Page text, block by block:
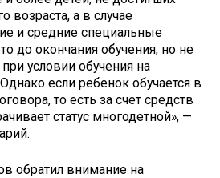
возраста, а в случае
и средние специальные
до окончания обучения, но не
условии обучения на
если ребенок обучается в
то есть за счет средств
статус многодетной», —
обратил внимание на